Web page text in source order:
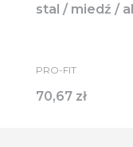
stal / miedź /
PRODUCENT
PRO-FIT
Cena
70,67 zł